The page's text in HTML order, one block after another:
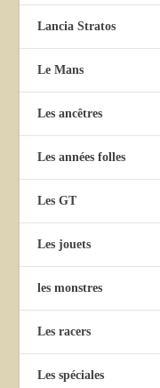
Lancia Stratos
Le Mans
Les ancêtres
Les années folles
Les GT
Les jouets
les monstres
Les racers
Les spéciales